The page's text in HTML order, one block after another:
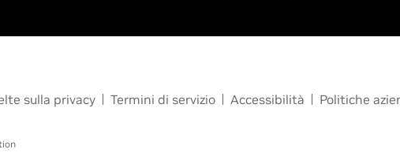
sulla privacy Termini di servizio Accessibilità Politiche